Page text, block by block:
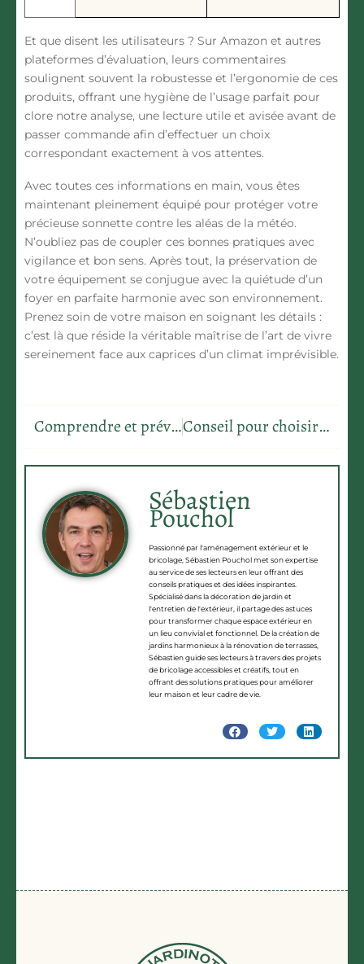
Et que disent les utilisateurs ? Sur Amazon et autres
plateformes d’évaluation, leurs commentaires
soulignent souvent la robustesse et l’ergonomie de ces
produits, offrant une hygiène de l’usage parfait pour
clore notre analyse, une lecture utile et avisée avant de
passer commande afin d’effectuer un choix
correspondant exactement à vos attentes.
Avec toutes ces informations en main, vous êtes
maintenant pleinement équipé pour protéger votre
précieuse sonnette contre les aléas de la météo.
N’oubliez pas de coupler ces bonnes pratiques avec
vigilance et bon sens. Après tout, la préservation de
votre équipement se conjugue avec la quiétude d’un
foyer en parfaite harmonie avec son environnement.
Prenez soin de votre maison en soignant les détails :
c’est là que réside la véritable maîtrise de l’art de vivre
sereinement face aux caprices d’un climat imprévisible.
Comprendre et prévenir les fissures dans votre ragréage pour un sol parfait Conseil pour choisir un mobilier de jardin pour une famille de 4 personnes
Sébastien
Pouchol
Passionné par l'aménagement extérieur et le
bricolage, Sébastien Pouchol met son expertise
au service de ses lecteurs en leur offrant des
conseils pratiques et des idées inspirantes.
Spécialisé dans la décoration de jardin et
l'entretien de l'extérieur, il partage des astuces
pour transformer chaque espace extérieur en
un lieu convivial et fonctionnel. De la création de
jardins harmonieux à la rénovation de terrasses,
Sébastien guide ses lecteurs à travers des projets
de bricolage accessibles et créatifs, tout en
offrant des solutions pratiques pour améliorer
leur maison et leur cadre de vie.